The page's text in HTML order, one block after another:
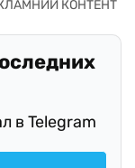
в Telegram